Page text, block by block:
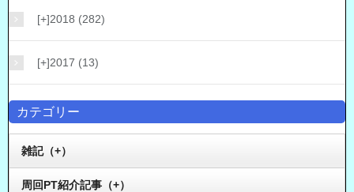
[+]2018 (282)
[+]2017 (13)
カテゴリー
雑記（+）
周回PT紹介記事（+）